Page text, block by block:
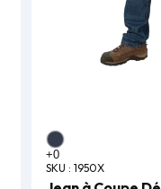
SKU : 1950X